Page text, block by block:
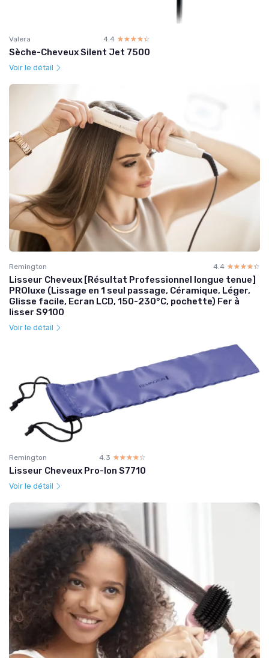
Valera 4.4 ☆☆☆☆☆
★★★★★
Sèche-Cheveux Silent Jet 7500
Voir le détail
Remington 4.4 ☆☆☆☆☆
★★★★★
Lisseur Cheveux [Résultat Professionnel longue tenue]
PROluxe (Lissage en 1 seul passage, Céramique, Léger,
Glisse facile, Ecran LCD, 150-230°C, pochette) Fer à
lisser S9100
Voir le détail
Remington 4.3 ☆☆☆☆☆
★★★★★
Lisseur Cheveux Pro-Ion S7710
Voir le détail